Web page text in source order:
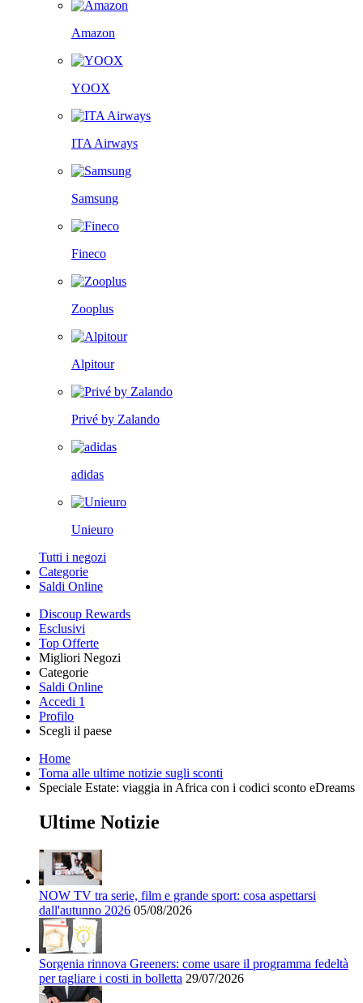
Amazon
YOOX
ITA Airways
Samsung
Fineco
Zooplus
Alpitour
Privé by Zalando
adidas
Unieuro
Tutti i negozi
Categorie
Saldi Online
Discoup Rewards
Esclusivi
Top Offerte
Migliori Negozi
SHEIN
eBay
Amazon
YOOX
Categorie
Elettronica e
Abbigliamento
Casa e
Giardino
Vacanze e
Saldi Online
Accedi 1
Profilo
Scegli il paese
States
Home
Torna alle ultime notizie sugli sconti
Speciale Estate: viaggia in Africa con i codici sconto eDreams
Ultime Notizie
NOW TV tra serie, film e grande sport: cosa aspettarsi
dall'autunno 2026 05/08/2026
Sorgenia rinnova Greeners: come usare il programma fedeltà
per tagliare i costi in bolletta 29/07/2026